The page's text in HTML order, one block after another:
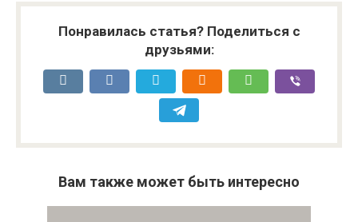
Понравилась статья? Поделиться с
друзьями:
Вам также может быть интересно